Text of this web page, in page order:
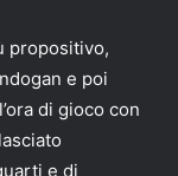
propositivo,
e poi
di gioco con
e di